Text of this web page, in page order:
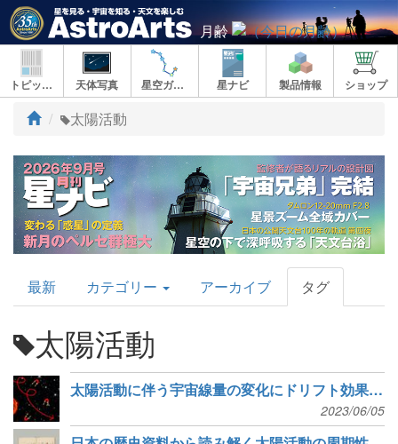
月齢
トピックス 天体写真 星空ガイド 星ナビ 製品情報 ショップ
ト
プ
太陽活動
AstroArts
Topics
最新 カテゴリー アーカイブ タグ
太陽活動
太陽活動に伴う宇宙線量の変化にドリフト効果が大きな役割
2023/06/05